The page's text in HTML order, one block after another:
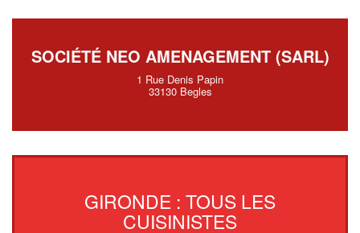
SOCIÉTÉ NEO AMENAGEMENT (SARL)
1 Rue Denis Papin
33130 Begles
GIRONDE : TOUS LES
CUISINISTES